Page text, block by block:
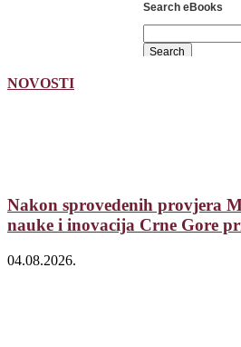
Search eBooks
NOVOSTI
Nakon sprovedenih provjera
nauke i inovacija Crne Gore
04.08.2026.